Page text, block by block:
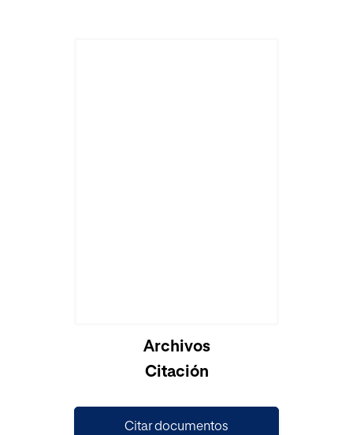
Archivos
Citación
Citar documentos